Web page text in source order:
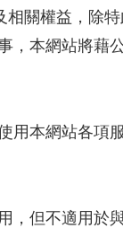
關權益，除
，本網站將藉
用本網站各項
，但不適用於